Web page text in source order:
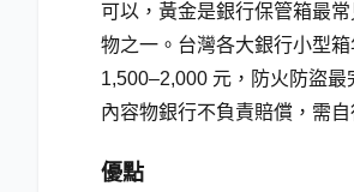
可以，黃金是銀行保管箱最
物之一。台灣各大銀行小型
1,500–2,000 元，防火防盜最
內容物銀行不負責賠償，需自
優點